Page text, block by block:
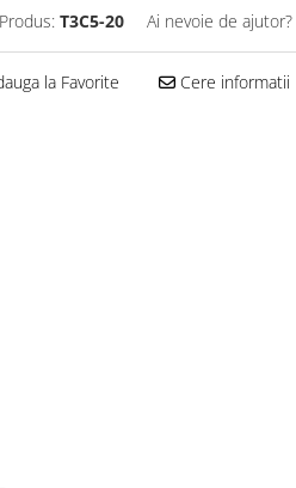
T3C5-20 Ai nevoie de ajutor?
la Favorite Cere informatii